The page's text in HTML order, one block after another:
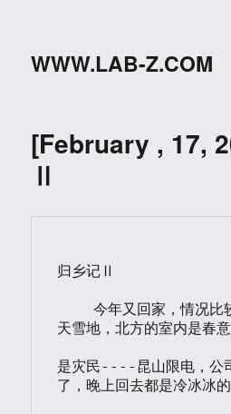
WWW.LAB-Z.COM
[February , 17,
Ⅱ
归乡记Ⅱ
    今年又回家，情况比较特殊：南方是冰
天雪地，北方的室内是春
是灾民----昆山限电，公
了，晚上回去都是冷冰冰的